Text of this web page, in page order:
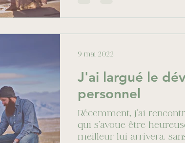
J'ai largué le
personnel
Récemment, j’ai
qui s’avoue être
meilleur lui arrivera,
9 mai 2022